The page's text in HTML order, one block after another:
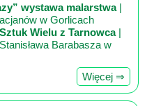
wystawa malarstwa|
w Gorlicach
Wielu z Tarnowca|
Barabasza w
Więcej ⇒